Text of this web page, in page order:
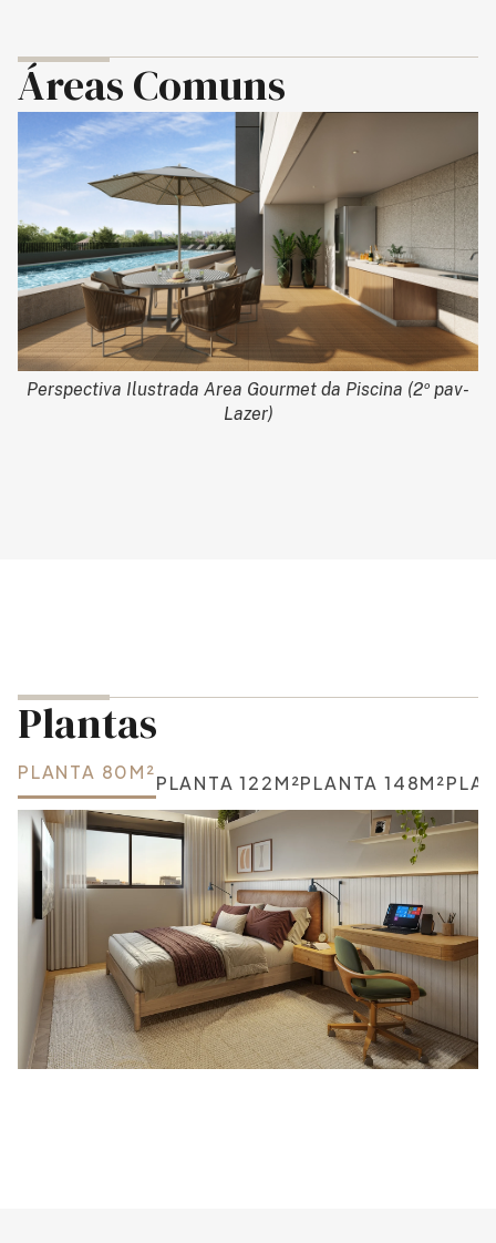
Áreas Comuns
Perspectiva Ilustrada Area Gourmet da Piscina (2º pav-
Lazer)
Plantas
PLANTA 80M²PLANTA 122M²PLANTA 148M²